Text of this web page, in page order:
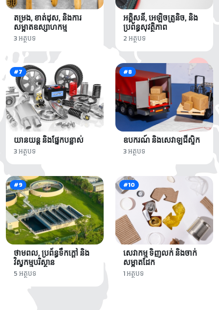
តម្រង, ខាត់ដុស, និងការ
សម្អាតឧស្សាហកម្ម
3 អត្ថបទ
អគ្គិសនី, អេឡិចត្រូនិច, និង
ប្រព័ន្ធសុវត្ថិភាព
2 អត្ថបទ
#7
យានយន្ត និងផ្នែកបន្លាស់
3 អត្ថបទ
#8
ឧបករណ៍ និងសេវាឡជីស្ទិក
3 អត្ថបទ
#9
ថាមពល, ប្រព័ន្ធទឹកក្តៅ និង
វិស្វកម្មបរិស្ថាន
5 អត្ថបទ
#10
សេវាកម្ម ទិញលក់ និងចាក់
សម្អាតដែក
1 អត្ថបទ